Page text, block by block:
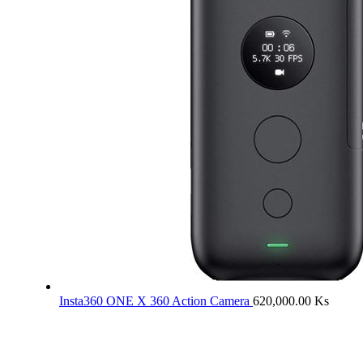
Insta360 ONE X 360 Action Camera 620,000.00 Ks